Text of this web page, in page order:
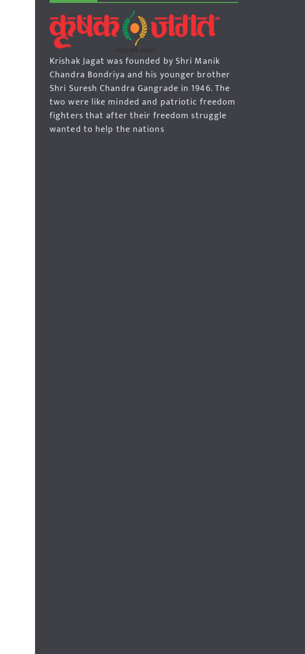
Krishak Jagat was founded by Shri Manik
Chandra Bondriya and his younger brother
Shri Suresh Chandra Gangrade in 1946. The
two were like minded and patriotic freedom
fighters that after their freedom struggle
wanted to help the nations